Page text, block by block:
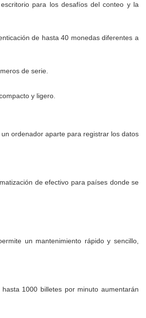
para los desafíos del conteo y la
de hasta 40 monedas diferentes a
de serie.
y ligero.
ordenador aparte para registrar los datos
de efectivo para países donde se
un mantenimiento rápido y sencillo,
1000 billetes por minuto aumentarán